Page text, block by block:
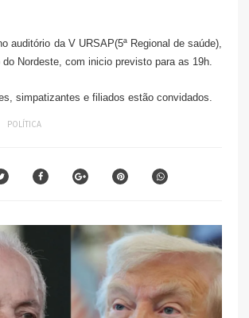
auditório da V URSAP(5ª Regional de saúde),
Nordeste, com inicio previsto para as 19h.
simpatizantes e filiados estão convidados.
POLÍTICA